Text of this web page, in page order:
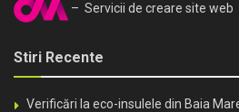
– Servicii de creare site web
Stiri Recente
Verificări la eco-insulele din Baia